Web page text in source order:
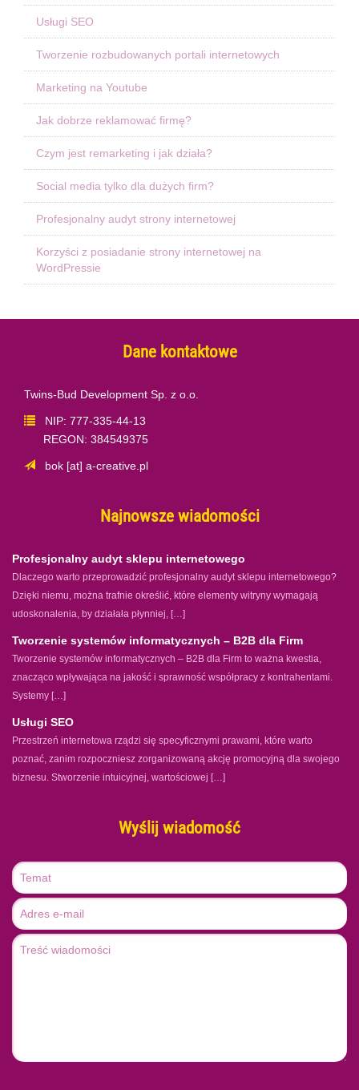
Usługi SEO
Tworzenie rozbudowanych portali internetowych
Marketing na Youtube
Jak dobrze reklamować firmę?
Czym jest remarketing i jak działa?
Social media tylko dla dużych firm?
Profesjonalny audyt strony internetowej
Korzyści z posiadanie strony internetowej na
WordPressie
Dane kontaktowe
Twins-Bud Development Sp. z o.o.
NIP: 777-335-44-13
REGON: 384549375
bok [at] a-creative.pl
Najnowsze wiadomości
Profesjonalny audyt sklepu internetowego
Dlaczego warto przeprowadzić profesjonalny audyt sklepu internetowego?
Dzięki niemu, można trafnie określić, które elementy witryny wymagają
udoskonalenia, by działała płynniej, […]
Tworzenie systemów informatycznych – B2B dla Firm
Tworzenie systemów informatycznych – B2B dla Firm to ważna kwestia,
znacząco wpływająca na jakość i sprawność współpracy z kontrahentami.
Systemy […]
Usługi SEO
Przestrzeń internetowa rządzi się specyficznymi prawami, które warto
poznać, zanim rozpoczniesz zorganizowaną akcję promocyjną dla swojego
biznesu. Stworzenie intuicyjnej, wartościowej […]
Wyślij wiadomość